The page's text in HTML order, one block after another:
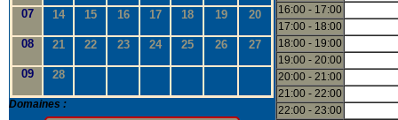
07 14 15 16 17 18 19 20
08 21 22 23 24 25 26 27
09 28
Domaines :
16:00 - 17:00
17:00 - 18:00
18:00 - 19:00
19:00 - 20:00
20:00 - 21:00
21:00 - 22:00
22:00 - 23:00